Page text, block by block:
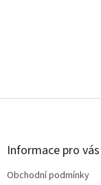
Z
Informace pro vás
Obchodní podmínky